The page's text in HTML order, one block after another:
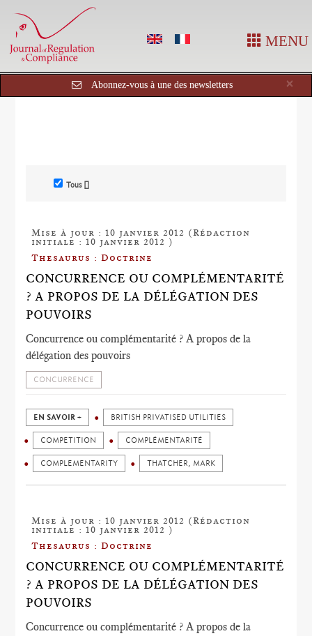
MENU
×
Abonnez-vous à une des newsletters
Tous []
Mise à jour : 10 janvier 2012 (Rédaction
initiale : 10 janvier 2012 )
Thesaurus : Doctrine
CONCURRENCE OU COMPLÉMENTARITÉ
? A PROPOS DE LA DÉLÉGATION DES
POUVOIRS
Concurrence ou complémentarité ? A propos de la
délégation des pouvoirs
CONCURRENCE
EN SAVOIR + BRITISH PRIVATISED UTILITIES
COMPETITION COMPLÉMENTARITÉ
COMPLEMENTARITY THATCHER, MARK
Mise à jour : 10 janvier 2012 (Rédaction
initiale : 10 janvier 2012 )
Thesaurus : Doctrine
CONCURRENCE OU COMPLÉMENTARITÉ
? A PROPOS DE LA DÉLÉGATION DES
POUVOIRS
Concurrence ou complémentarité ? A propos de la